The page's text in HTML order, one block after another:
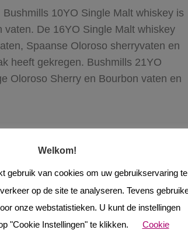
10YO Single Malt whiskey is
De 16YO Single Malt whiskey
Spaanse Oloroso sherryvaten en
heeft gekregen. Bushmills 21YO
Oloroso Sherry en Bourbon vaten en
van de nieuwe range. De Bushmills
vanille en melkchocolade. Wat
Single Malts, toch weer een
Het merk wil toetreden tot de
Welkom!
gebruik van cookies om uw gebruikservaring te
op de site te analyseren. Tevens
onze webstatistieken. U kunt de instellingen
"Cookie Instellingen" te klikken.
Cookie